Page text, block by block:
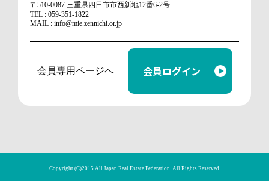
〒510-0087 三重県四日市市西新地12番6-2号
TEL : 059-351-1822
MAIL : info@mie.zennichi.or.jp
会員専用ページへ 会員ログイン
Copyright (C)2015 All Japan Real Estate Federation. All Rights Reserved.